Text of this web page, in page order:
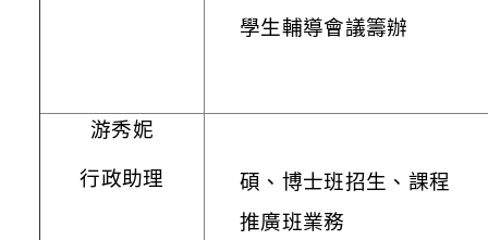
學生輔導會議籌辦
游秀妮
行政助理
碩、博士班招生、課程
推廣班業務